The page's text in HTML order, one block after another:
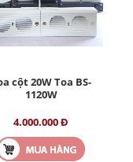
cột 20W Toa BS-
1120W
4.000.000 Đ